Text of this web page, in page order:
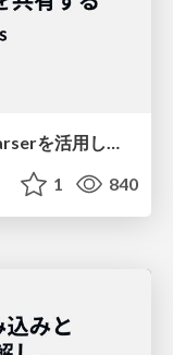
TypeScript Compiler APIとPHP-Parserを活用し、TypeScriptとPHPで型を共有する
1 840